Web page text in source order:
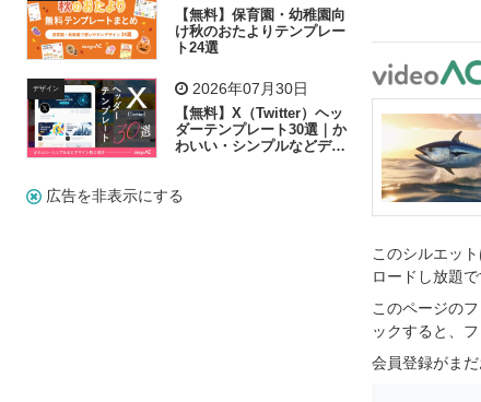
【無料】保育園・幼稚園向
け秋のおたよりテンプレー
ト24選
デザイン 2026年07月30日
【無料】X（Twitter）ヘッ
ダーテンプレート30選｜か
わいい・シンプルなどデザ
広告を非表示にする
このシルエッ
ロードし放題で
このページの
ックすると、
会員登録がまだ